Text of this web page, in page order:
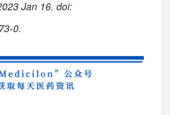
Jan 16. doi:
0.